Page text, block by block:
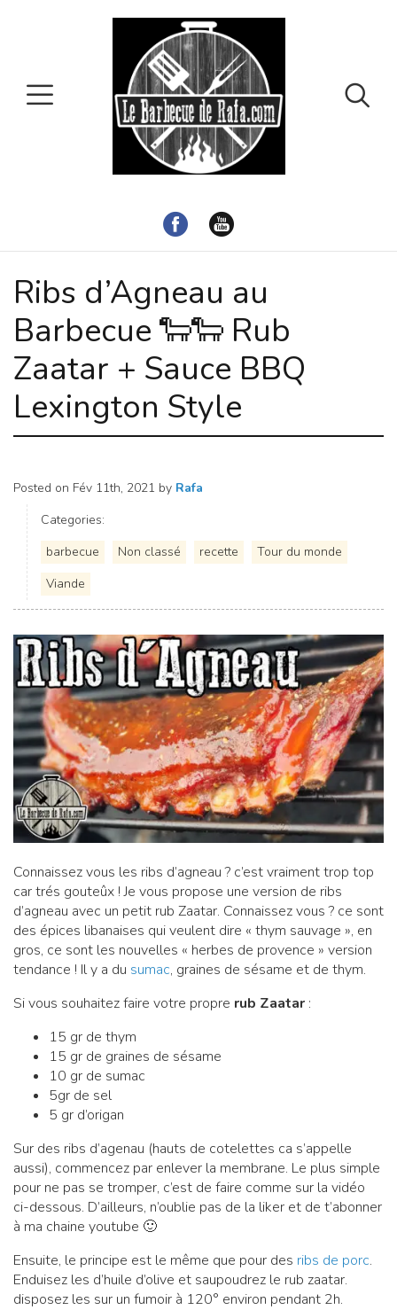
Ribs d’Agneau au
Barbecue 🐑🐑 Rub
Zaatar + Sauce BBQ
Lexington Style
Posted on Fév 11th, 2021 by Rafa
Categories:
barbecue
Non classé recette
Tour du monde
Viande
Connaissez vous les ribs d’agneau ? c’est vraiment trop top
car trés gouteûx ! Je vous propose une version de ribs
d’agneau avec un petit rub Zaatar. Connaissez vous ? ce sont
des épices libanaises qui veulent dire « thym sauvage », en
gros, ce sont les nouvelles « herbes de provence » version
tendance ! Il y a du sumac, graines de sésame et de thym.
Si vous souhaitez faire votre propre rub Zaatar :
15 gr de thym
15 gr de graines de sésame
10 gr de sumac
5gr de sel
5 gr d’origan
Sur des ribs d’agenau (hauts de cotelettes ca s’appelle
aussi), commencez par enlever la membrane. Le plus simple
pour ne pas se tromper, c’est de faire comme sur la vidéo
ci-dessous. D’ailleurs, n’oublie pas de la liker et de t’abonner
à ma chaine youtube 🙂
Ensuite, le principe est le même que pour des ribs de porc.
Enduisez les d’huile d’olive et saupoudrez le rub zaatar.
disposez les sur un fumoir à 120° environ pendant 2h.